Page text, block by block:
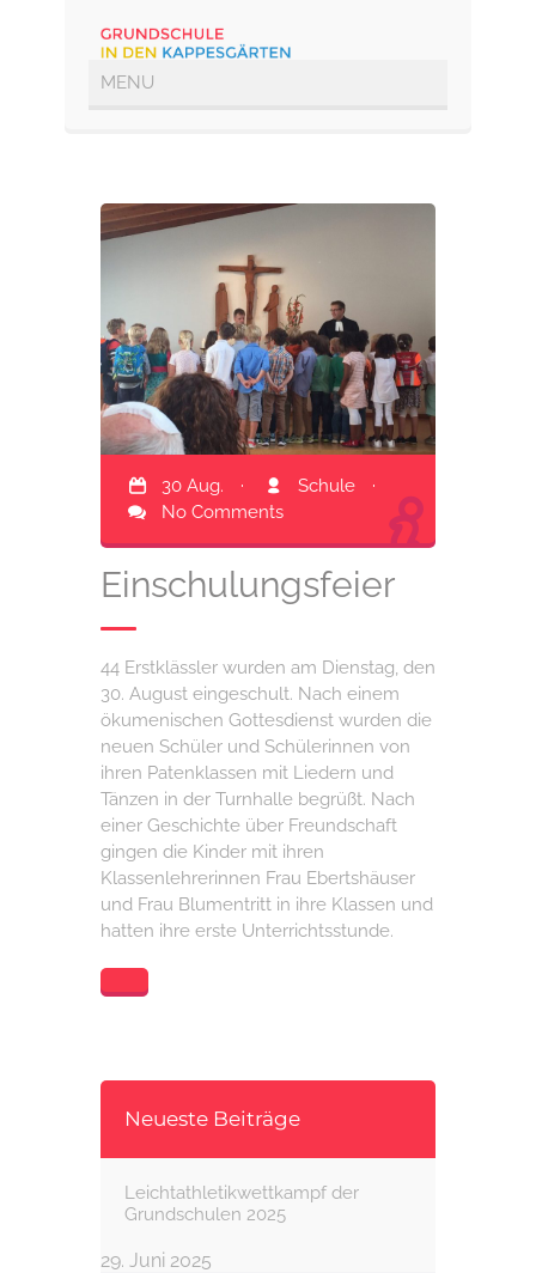
30 Aug. · Schule
·
No Comments
Einschulungsfeier
44 Erstklässler wurden am Dienstag, den
30. August eingeschult. Nach einem
ökumenischen Gottesdienst wurden die
neuen Schüler und Schülerinnen von
ihren Patenklassen mit Liedern und
Tänzen in der Turnhalle begrüßt. Nach
einer Geschichte über Freundschaft
gingen die Kinder mit ihren
Klassenlehrerinnen Frau Ebertshäuser
und Frau Blumentritt in ihre Klassen und
hatten ihre erste Unterrichtsstunde.
Neueste Beiträge
Leichtathletikwettkampf der
Grundschulen 2025
29. Juni 2025